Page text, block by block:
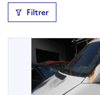
Filtrer